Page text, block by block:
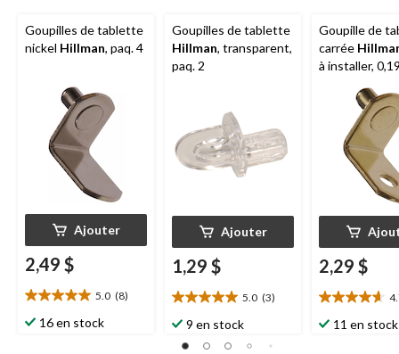
Goupilles de tablette
nickel Hillman, paq. 4
Ajouter
2,49 $
5.0 (8)
5.0
étoile(s)
16 en stock
Goupilles de tablette
Hillman, transparent,
paq. 2
Ajouter
1,29 $
5.0 (3)
5.0
étoile(s)
sur
9 en stock
Goupille de
carrée
à installer,
2,29 $
4.7
étoile(s)
11 en stock